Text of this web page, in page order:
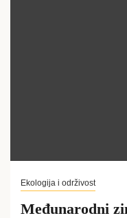
Ekologija i održivost
Međunarodni